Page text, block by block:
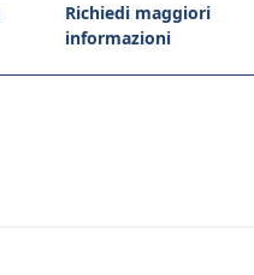
Richiedi maggiori
informazioni